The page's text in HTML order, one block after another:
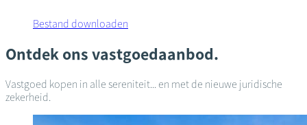
Bestand downloaden
Ontdek ons vastgoedaanbod.
Vastgoed kopen in alle sereniteit... en met de nieuwe juridische
zekerheid.